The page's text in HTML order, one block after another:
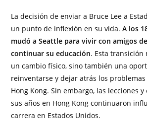
La decisión de enviar a Bruce Lee a
un punto de inflexión en su vida. A los
mudó a Seattle para vivir con amigos
continuar su educación. Esta transición
un cambio físico, sino también una
reinventarse y dejar atrás los
Hong Kong. Sin embargo, las lecciones
sus años en Hong Kong continuaron
carrera en Estados Unidos.